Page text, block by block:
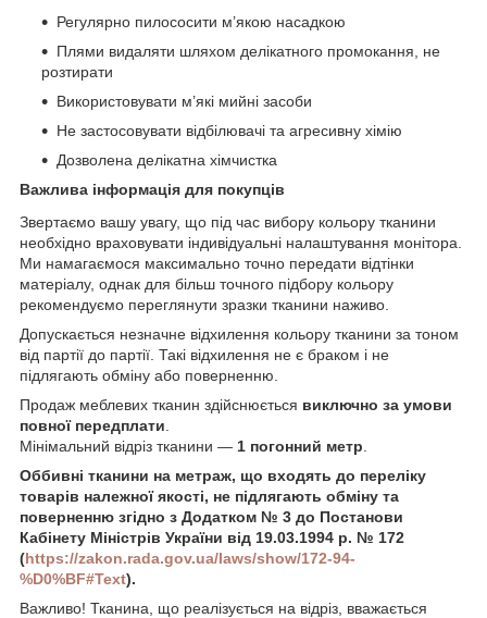
Регулярно пилососити м’якою насадкою
Плями видаляти шляхом делікатного промокання, не
розтирати
Використовувати м’які мийні засоби
Не застосовувати відбілювачі та агресивну хімію
Дозволена делікатна хімчистка
Важлива інформація для покупців
Звертаємо вашу увагу, що під час вибору кольору тканини
необхідно враховувати індивідуальні налаштування монітора.
Ми намагаємося максимально точно передати відтінки
матеріалу, однак для більш точного підбору кольору
рекомендуємо переглянути зразки тканини наживо.
Допускається незначне відхилення кольору тканини за тоном
від партії до партії. Такі відхилення не є браком і не
підлягають обміну або поверненню.
Продаж меблевих тканин здійснюється виключно за умови
повної передплати
Мінімальний відріз тканини — 1 погонний метр
Оббивні тканини на метраж, що входять до переліку
товарів належної якості, не підлягають обміну та
поверненню згідно з Додатком № 3 до Постанови
Кабінету Міністрів України від 19.03.1994 р. № 172
(https://zakon.rada.gov.ua/laws/show/172-94-
%D0%BF#Text).
Важливо! Тканина, що реалізується на відріз, вважається